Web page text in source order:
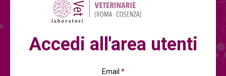
Accedi all'area utenti
Email *